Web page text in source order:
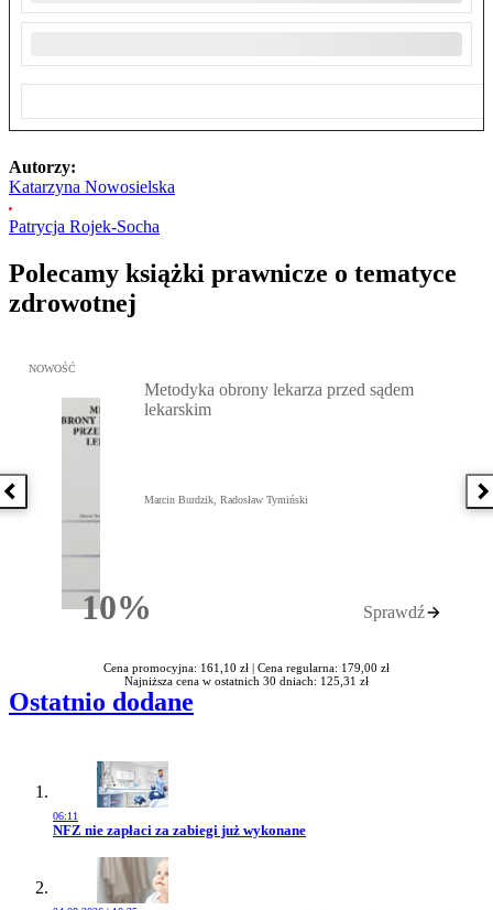
Autorzy:
Katarzyna Nowosielska
Patrycja Rojek-Socha
Polecamy książki prawnicze o tematyce
zdrowotnej
Poprzednia książka
Przejdź do: Metodyka obrony lekarza przed sądem lekarskim,
NOWOŚĆ
10%Rabatu
Metodyka obrony lekarza przed sądem
lekarskim
Marcin Burdzik, Radosław Tymiński
Sprawdź
Cena promocyjna: 161,10 zł | Cena regularna: 179,00 zł
Najniższa cena w ostatnich 30 dniach: 125,31 zł
Ostatnio dodane
06:11
Przejdź do artykułu:
NFZ nie zapłaci za zabiegi już wykonane